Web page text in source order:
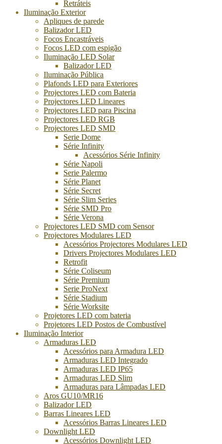
Retráteis
Iluminação Exterior
Apliques de parede
Balizador LED
Focos Encastráveis
Focos LED com espigão
Iluminação LED Solar
Balizador LED
Iluminação Pública
Plafonds LED para Exteriores
Projectores LED com Bateria
Projectores LED Lineares
Projectores LED para Piscina
Projectores LED RGB
Projectores LED SMD
Serie Dome
Série Infinity
Acessórios Série Infinity
Série Napoli
Serie Palermo
Série Planet
Série Secret
Série Slim Series
Série SMD Pro
Série Verona
Projectores LED SMD com Sensor
Projectores Modulares LED
Acessórios Projectores Modulares LED
Drivers Projectores Modulares LED
Retrofit
Série Coliseum
Série Premium
Serie ProNext
Série Stadium
Série Worksite
Projetores LED com bateria
Projetores LED Postos de Combustível
Iluminação Interior
Armaduras LED
Acessórios para Armadura LED
Armaduras LED Integrado
Armaduras LED IP65
Armaduras LED Slim
Armaduras para Lâmpadas LED
Aros GU10/MR16
Balizador LED
Barras Lineares LED
Acessórios Barras Lineares LED
Downlight LED
Acessórios Downlight LED